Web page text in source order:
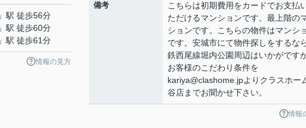
」駅 徒歩56分
」駅 徒歩60分
」駅 徒歩61分
情報の見方
備考
こちらは初期費用をカードでお支払
ただけるマンションです。最上階の
ションです。こちらの物件はマンシ
です。安城市にて物件探しをするな
鉄西尾線堀内公園周辺はいかがです
お客様のこだわり条件を
kariya@clashome.jpよりクラスホー
谷店までお聞かせ下さい。
情報